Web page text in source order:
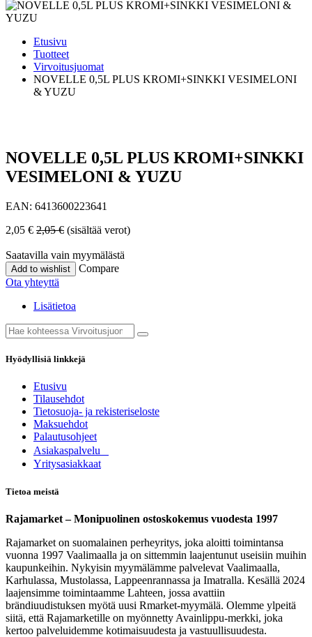
Etusivu
Tuotteet
Virvoitusjuomat
NOVELLE 0,5L PLUS KROMI+SINKKI VESIMELONI
& YUZU
NOVELLE 0,5L PLUS KROMI+SINKKI
VESIMELONI & YUZU
EAN: 6413600223641
2,05 € 2,05€ (sisältää verot)
Saatavilla vain myymälästä
Add to wishlist
Compare
Ota yhteyttä
Lisätietoa
Hyödyllisiä linkkejä
Etusivu
Tilausehdot
Tietosuoja- ja rekisteriseloste
Maksuehdot
Palautusohjeet
Asia​k​aspalvelu
​Yritysasiakkaat
Tietoa meistä
Rajamarket – Monipuolinen ostoskokemus vuodesta 1997
Rajamarket on suomalainen perheyritys, joka aloitti toimintansa
vuonna 1997 Vaalimaalla ja on sittemmin laajentunut useisiin muihin
kaupunkeihin. Nykyisin myymälämme palvelevat Vaalimaalla,
Karhulassa, Mustolassa, Lappeenrannassa ja Imatralla. Kesällä 2024
laajensimme toimintaamme Lahteen, jossa avattiin
brändiuudistuksen myötä uusi Rmarket-myymälä. Olemme ylpeitä
siitä, että Rajamarketille on myönnetty Avainlippu-merkki, joka
kertoo palveluidemme kotimaisuudesta ja vastuullisuudesta.